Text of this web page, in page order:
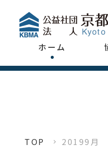
ホーム
TOP 20199月